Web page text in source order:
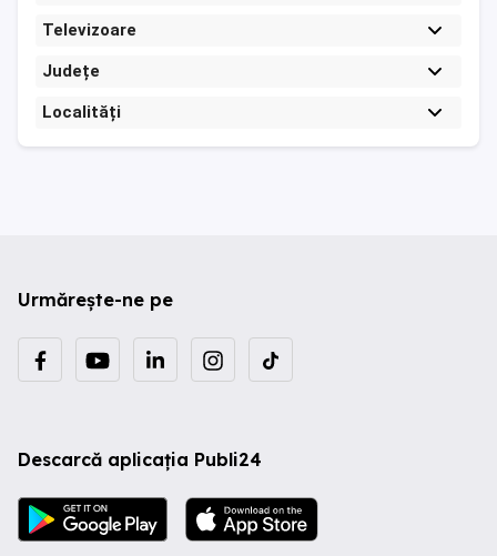
Televizoare
Județe
Localități
Urmărește-ne pe
Descarcă aplicația Publi24